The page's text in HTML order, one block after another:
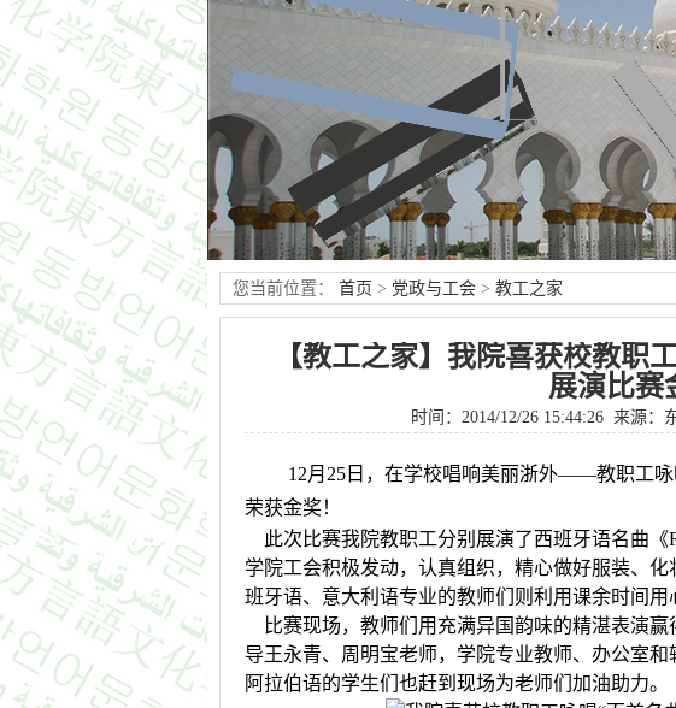
您当前位置： 首页 > 党政与工会 > 教工之家
【教工之家】我院喜获校教职
展演比赛
时间：2014/12/26 15:44:26 来源：
12月25日，在学校唱响美丽浙外——教职工
荣获金奖！
此次比赛我院教职工分别展演了西班牙语名曲《
学院工会积极发动，认真组织，精心做好服装、
班牙语、意大利语专业的教师们则利用课余时间用
比赛现场，教师们用充满异国韵味的精湛表演赢
导王永青、周明宝老师，学院专业教师、办公室和
阿拉伯语的学生们也赶到现场为老师们加油助力。